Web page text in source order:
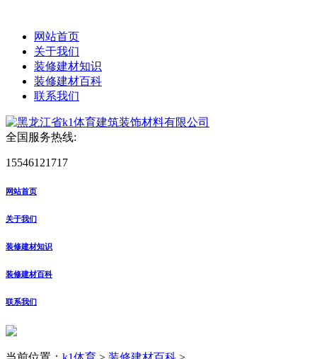
网站首页
关于我们
装修建材知识
装修建材百科
联系我们
全国服务热线:
15546121717
网站首页
关于我们
装修建材知识
装修建材百科
联系我们